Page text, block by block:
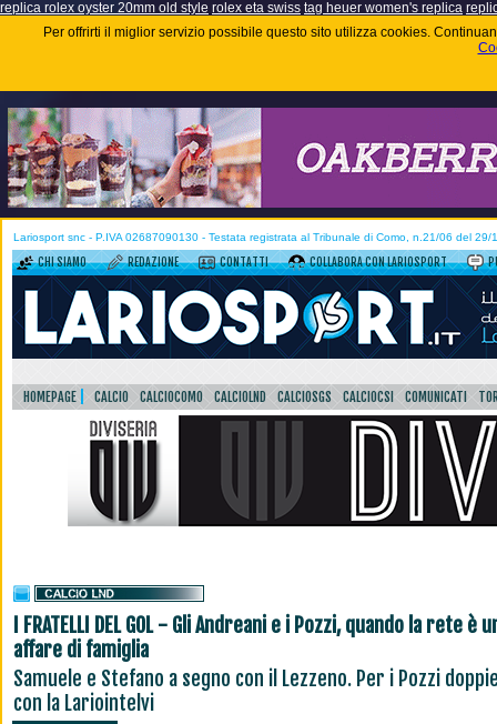
replica rolex oyster 20mm old style rolex eta swiss tag heuer women's replica
Per offrirti il miglior servizio possibile questo sito utilizza cookies.
Lariosport snc - P.IVA 02687090130 - Testata registrata al Tribunale di Como, n.21/06 del 29/
CHI SIAMO REDAZIONE CONTATTI COLLABORA CON LARIOSPORT
HOMEPAGE CALCIO CALCIOCOMO CALCIOLND CALCIOSGS CALCIOCSI COMUNICATI
I FRATELLI DEL GOL - Gli Andreani e i Pozzi, quando la rete è
affare di famiglia
Samuele e Stefano a segno con il Lezzeno. Per i Pozzi
con la Lariointelvi